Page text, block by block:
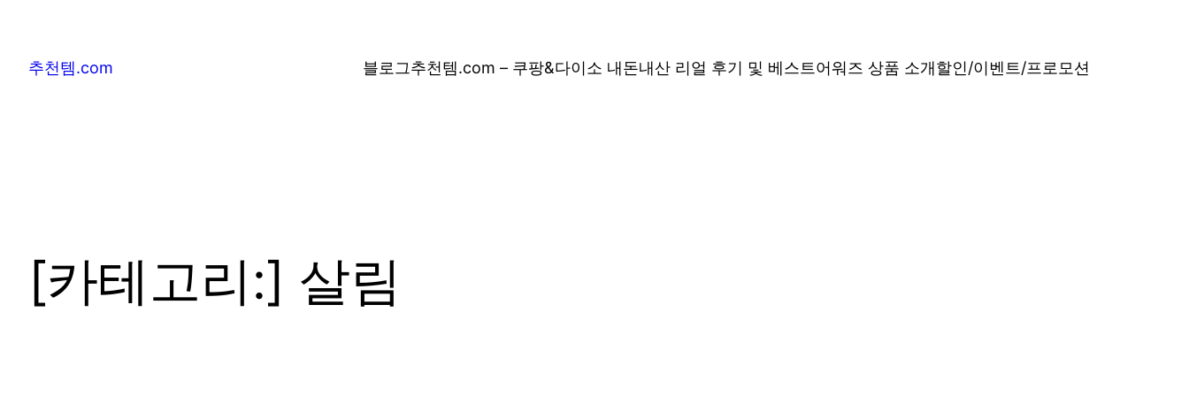
추천템.com 블로그추천템.com – 쿠팡&다이소 내돈내산 리얼 후기 및 베스트어워즈 상품 소개할인/이벤트/프로모션
[카테고리:] 살림